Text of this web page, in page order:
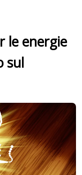
le energie
sul